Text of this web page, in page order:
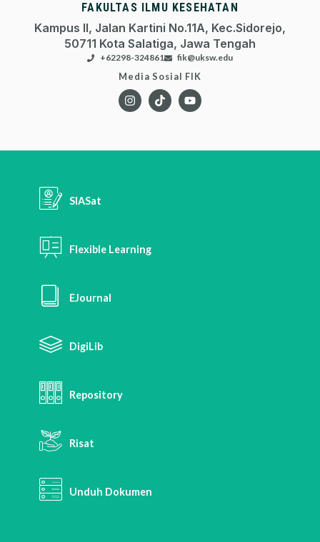
FAKULTAS ILMU KESEHATAN
Kampus II, Jalan Kartini No.11A, Kec.Sidorejo,
50711 Kota Salatiga, Jawa Tengah
+62298-324861 fik@uksw.edu
Media Sosial FIK
SIASat
Flexible Learning
EJournal
DigiLib
Repository
Risat
Unduh Dokumen